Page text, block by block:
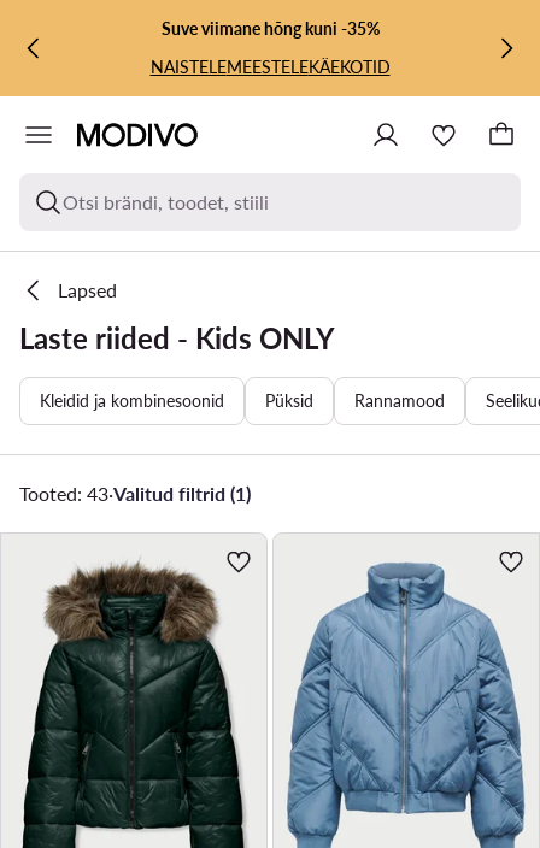
LIIGU PÕHISISU JUURDE
MINE OTSINGUSSESuve viimane hõng kuni -35%
NAISTELEMEESTELEKÄEKOTID
Otsi brändi, toodet, stiili
Lapsed
Laste riided - Kids ONLY
Kleidid ja kombinesoonid Püksid Rannamood
Tooted: 43·Valitud filtrid (1)